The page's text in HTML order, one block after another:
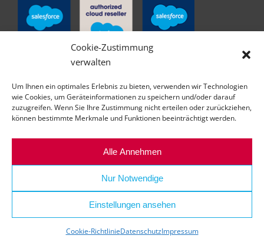
Cookie-Zustimmung
verwalten
Um Ihnen ein optimales Erlebnis zu bieten, verwenden wir Technologien
wie Cookies, um Geräteinformationen zu speichern und/oder darauf
zuzugreifen. Wenn Sie Ihre Zustimmung nicht erteilen oder zurückziehen,
können bestimmte Merkmale und Funktionen beeinträchtigt werden.
Alle Annehmen
Nur Notwendige
Einstellungen ansehen
Cookie-RichtlinieDatenschutzImpressum
© Copyright | All right reserved | abilex GmbH